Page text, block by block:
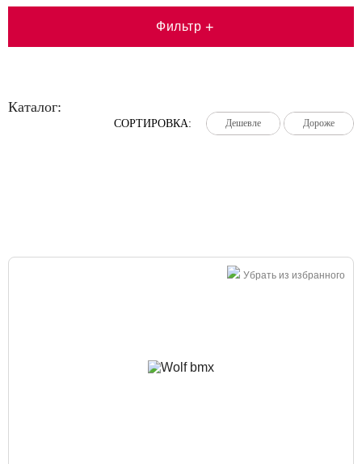
Фильтр +
Каталог:
СОРТИРОВКА: Дешевле
Дешевле
Дешевле Дороже
Дороже
Дороже
Убрать из избранного